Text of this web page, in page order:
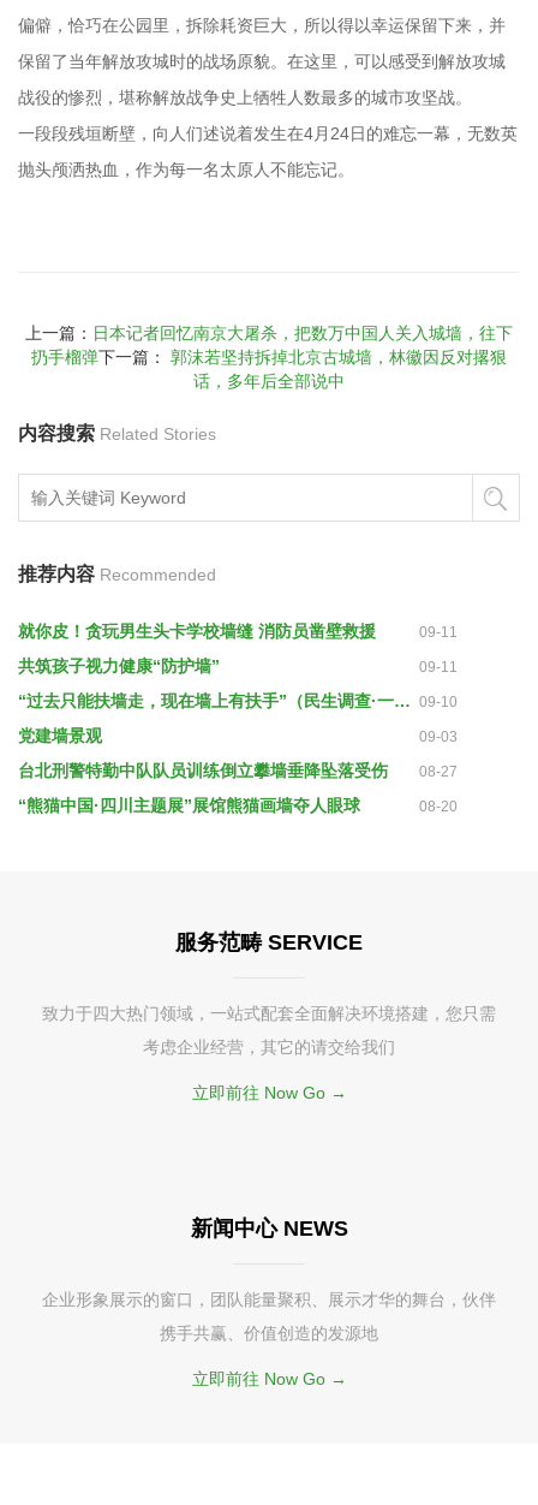
偏僻，恰巧在公园里，拆除耗资巨大，所以得以幸运保留下来，并
保留了当年解放攻城时的战场原貌。在这里，可以感受到解放攻城
战役的惨烈，堪称解放战争史上牺牲人数最多的城市攻坚战。
一段段残垣断壁，向人们述说着发生在4月24日的难忘一幕，无数英
抛头颅洒热血，作为每一名太原人不能忘记。
上一篇： 日本记者回忆南京大屠杀，把数万中国人关入城墙，往下
扔手榴弹下一篇： 郭沫若坚持拆掉北京古城墙，林徽因反对撂狠
话，多年后全部说中
内容搜索 Related Stories
推荐内容 Recommended
就你皮！贪玩男生头卡学校墙缝 消防员凿壁救援 09-11
共筑孩子视力健康“防护墙” 09-11
“过去只能扶墙走，现在墙上有扶手”（民生调查·一线新探索） 09-10
党建墙景观 09-03
台北刑警特勤中队队员训练倒立攀墙垂降坠落受伤 08-27
“熊猫中国·四川主题展”展馆熊猫画墙夺人眼球 08-20
服务范畴 SERVICE
致力于四大热门领域，一站式配套全面解决环境搭建，您只需
考虑企业经营，其它的请交给我们
立即前往 Now Go →
新闻中心 NEWS
企业形象展示的窗口，团队能量聚积、展示才华的舞台，伙伴
携手共赢、价值创造的发源地
立即前往 Now Go →